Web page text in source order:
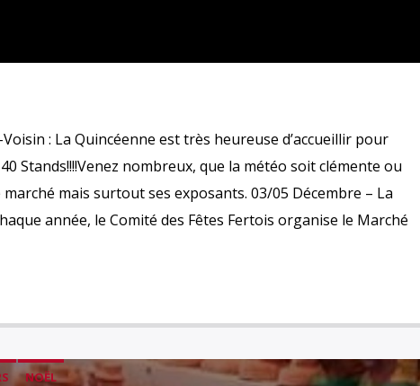
: La Quincéenne est très heureuse d’accueillir pour
Stands!!!!Venez nombreux, que la météo soit clémente ou
mais surtout ses exposants. 03/05 Décembre – La
année, le Comité des Fêtes Fertois organise le Marché
NOËL